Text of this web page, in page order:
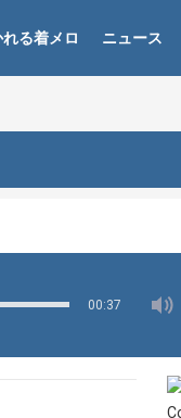
る着メロ ニュース
00:37